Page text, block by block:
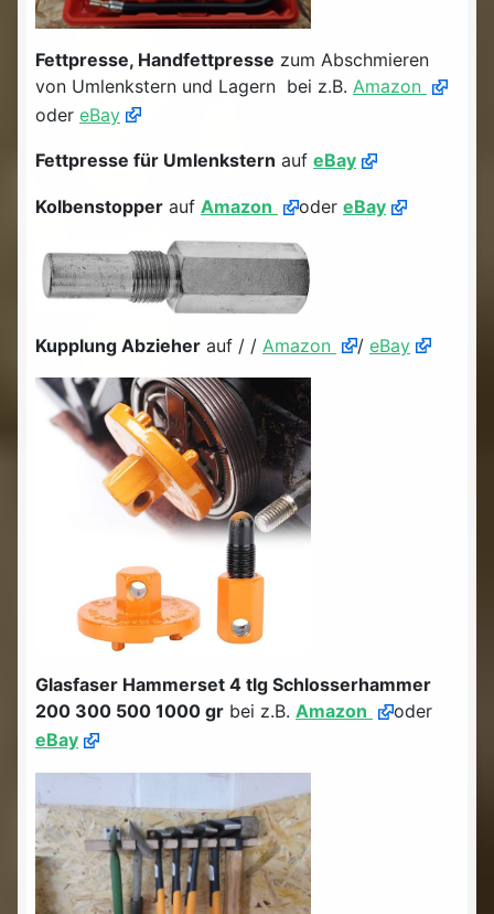
Fettpresse, Handfettpresse zum Abschmieren
von Umlenkstern und Lagern bei z.B. Amazon
oder eBay
Fettpresse für Umlenkstern auf eBay
Kolbenstopper auf Amazon oder eBay
Kupplung Abzieher auf / / Amazon / eBay
Glasfaser Hammerset 4 tlg Schlosserhammer
200 300 500 1000 gr bei z.B. Amazon
oder
eBay